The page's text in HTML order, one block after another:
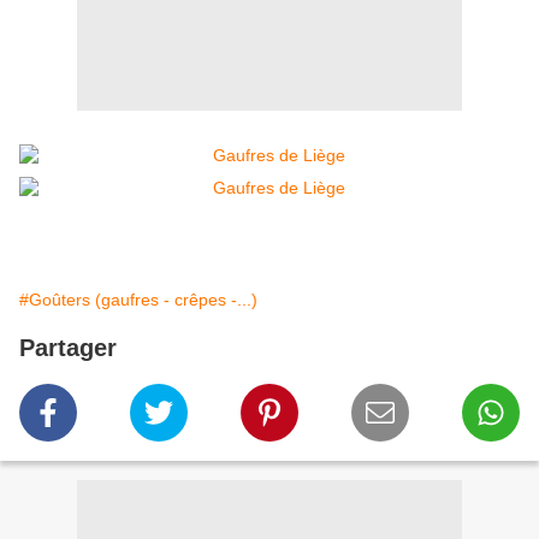
#Goûters (gaufres - crêpes -...)
Partager